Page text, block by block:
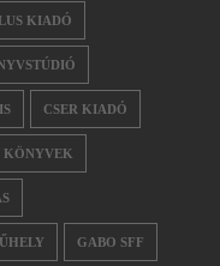
KIADÓ
CSER KIADÓ
KÖNYVEK
GABO SFF